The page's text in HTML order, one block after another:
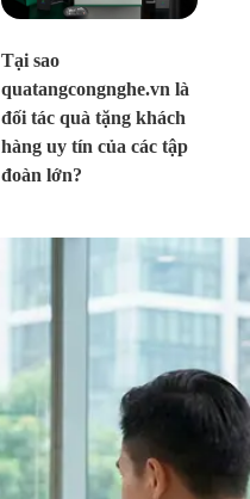
Tại sao
quatangcongnghe.vn là
đối tác quà tặng khách
hàng uy tín của các tập
đoàn lớn?